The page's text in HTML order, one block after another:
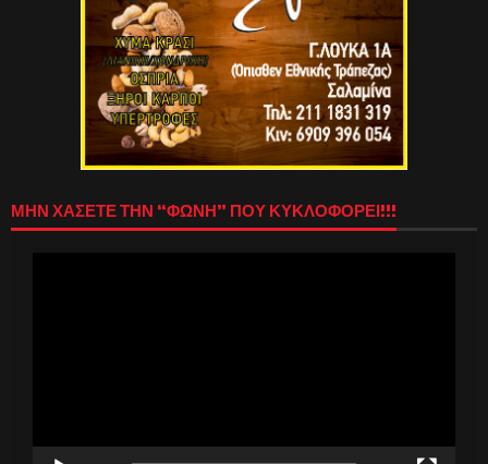
ΜΗΝ ΧΑΣΕΤΕ ΤΗΝ “ΦΩΝΗ” ΠΟΥ ΚΥΚΛΟΦΟΡΕΙ!!!